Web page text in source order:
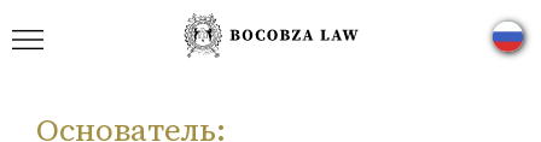
Основатель: